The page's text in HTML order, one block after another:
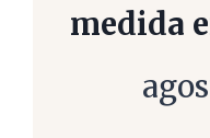
medida